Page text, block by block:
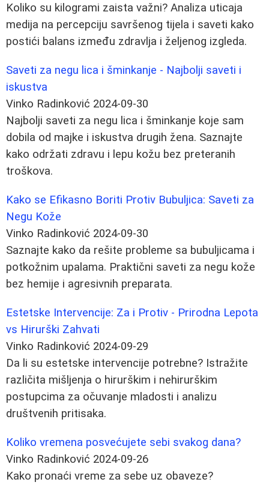
Koliko su kilogrami zaista važni? Analiza uticaja
medija na percepciju savršenog tijela i saveti kako
postići balans između zdravlja i željenog izgleda.
Saveti za negu lica i šminkanje - Najbolji saveti i
iskustva
Vinko Radinković 2024-09-30
Najbolji saveti za negu lica i šminkanje koje sam
dobila od majke i iskustva drugih žena. Saznajte
kako održati zdravu i lepu kožu bez preteranih
troškova.
Kako se Efikasno Boriti Protiv Bubuljica: Saveti za
Negu Kože
Vinko Radinković 2024-09-30
Saznajte kako da rešite probleme sa bubuljicama i
potkožnim upalama. Praktični saveti za negu kože
bez hemije i agresivnih preparata.
Estetske Intervencije: Za i Protiv - Prirodna Lepota
vs Hirurški Zahvati
Vinko Radinković 2024-09-29
Da li su estetske intervencije potrebne? Istražite
različita mišljenja o hirurškim i nehirurškim
postupcima za očuvanje mladosti i analizu
društvenih pritisaka.
Koliko vremena posvećujete sebi svakog dana?
Vinko Radinković 2024-09-26
Kako pronaći vreme za sebe uz obaveze?